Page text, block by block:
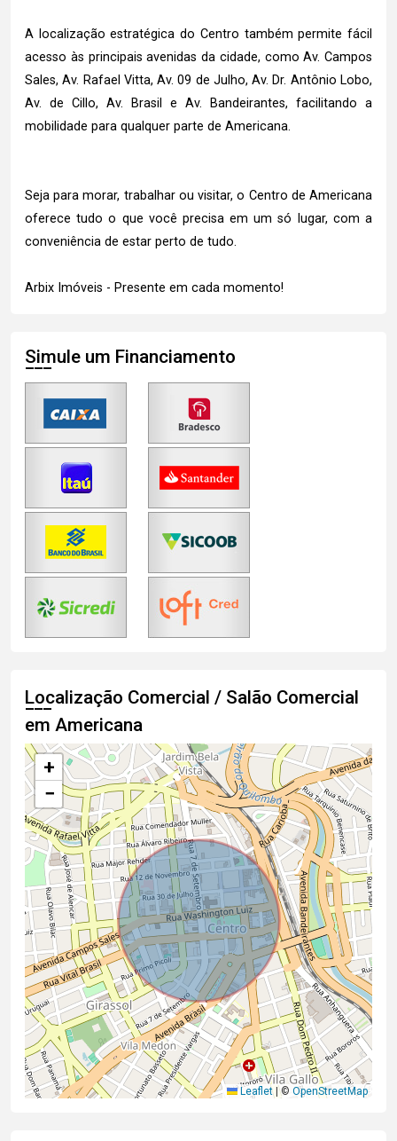
A localização estratégica do Centro também permite fácil
acesso às principais avenidas da cidade, como Av. Campos
Sales, Av. Rafael Vitta, Av. 09 de Julho, Av. Dr. Antônio Lobo,
Av. de Cillo, Av. Brasil e Av. Bandeirantes, facilitando a
mobilidade para qualquer parte de Americana.
Seja para morar, trabalhar ou visitar, o Centro de Americana
oferece tudo o que você precisa em um só lugar, com a
conveniência de estar perto de tudo.
Arbix Imóveis - Presente em cada momento!
Simule um Financiamento
Localização Comercial / Salão Comercial
em Americana
+
−
Leaflet © OpenStreetMap